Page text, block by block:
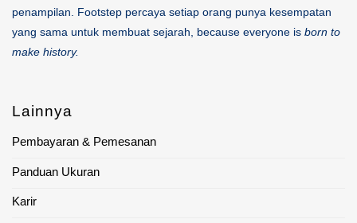
penampilan. Footstep percaya setiap orang punya kesempatan
yang sama untuk membuat sejarah, because everyone is born to
make history.
Lainnya
Pembayaran & Pemesanan
Panduan Ukuran
Karir